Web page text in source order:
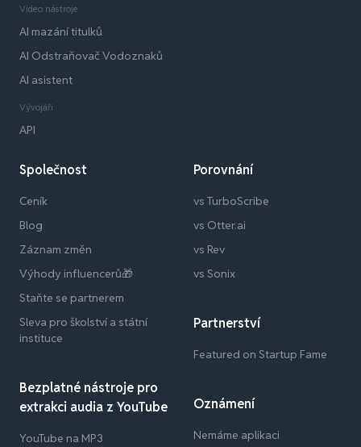
Video nástroje
AI mazání titulků
AI Odstraňovač Vodoznaků
AI asistent
Vývojáři
API
Společnost
Ceník
Blog
Záznam změn
Výhody influencerů🎁
Staňte se partnerem
Sleva pro školství a státní
instituce
Bezplatné nástroje pro
extrakci audia z YouTube
YouTube na MP3
Porovnání
vs TurboScribe
vs Otter.ai
vs Rev
vs Sonix
Partnerství
Featured on Startup Fame
Oznámení
Nemáme aplikaci